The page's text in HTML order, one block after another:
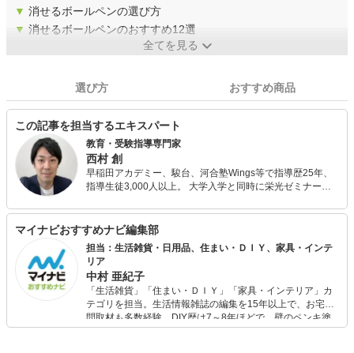
▼ 消せるボールペンの選び方
▼ 消せるボールペンのおすすめ12選
全てを見る
選び方 おすすめ商品
この記事を担当するエキスパート
教育・受験指導専門家
西村 創
早稲田アカデミー、駿台、河合塾Wings等で指導歴25年、
指導生徒3,000人以上。 大学入学と同時に栄光ゼミナール
田アカデミーでは入社初年度に生徒授業満足度全講師中1位
を取り、社長から表彰される。 駿台ではシンガポール校講
師を経て、社歴80年初の20代校長として香港校校長を務
め、過去最高の合格実績を出す。 河合塾Wingsでは入社後
11年間、生徒の授業満足度全講師中1位、講師研修や保護
者セミナーなども運営。 また、編集プロダクション運営、
All Aboutの教育・受験ガイド、教育・受験情報webメディ
アのコンテンツ執筆・編集、全国の中学校・高校でのセミ
ナー講演、書籍執筆などに携わる。 書籍出版10冊
マイナビおすすめナビ編集部
担当：生活雑貨・日用品、住まい・ＤＩＹ、家具・インテ
リア
中村 亜紀子
「生活雑貨」「住まい・ＤＩＹ」「家具・インテリア」カ
テゴリを担当。生活情報雑誌の編集を15年以上で、お宅訪
問取材も多数経験。DIY歴は7～8年ほどで、壁のペンキ塗
りや壁紙チェンジなどもチャレンジ済み。初心者でもモノ